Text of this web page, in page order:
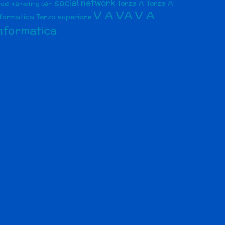
marketing bari
Terza A Terza A
Terzo superiore V AVAV A